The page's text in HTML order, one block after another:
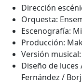
Dirección
Orquesta:
Escenografía:
Producción:
Versión
Diseño de
Fernández /